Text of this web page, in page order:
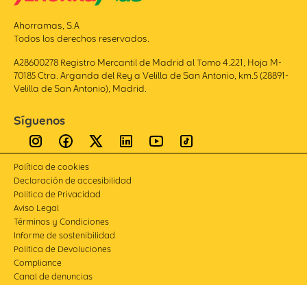
Ahorramas, S.A
Todos los derechos reservados.
A28600278 Registro Mercantil de Madrid al Tomo 4.221, Hoja M-
70185 Ctra. Arganda del Rey a Velilla de San Antonio, km.5 (28891-
Velilla de San Antonio), Madrid.
Síguenos
Política de cookies
Declaración de accesibilidad
Politica de Privacidad
Aviso Legal
Términos y Condiciones
Informe de sostenibilidad
Politica de Devoluciones
Compliance
Canal de denuncias